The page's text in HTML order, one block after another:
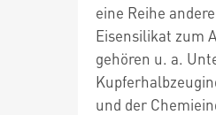
eine Reihe
Eisensilikat zum
gehören u. a.
und der